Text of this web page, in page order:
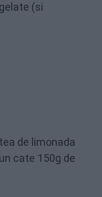
(si
de limonada
cate 150g de